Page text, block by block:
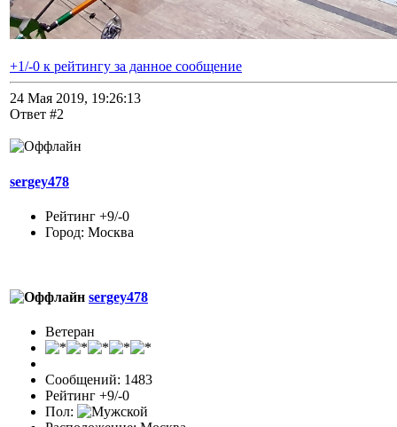
+1/-0 к рейтингу за данное сообщение
24 Мая 2019, 19:26:13
Ответ #2
sergey478
Рейтинг +9/-0
Город: Москва
sergey478
Ветеран
Сообщений: 1483
Рейтинг +9/-0
Пол: